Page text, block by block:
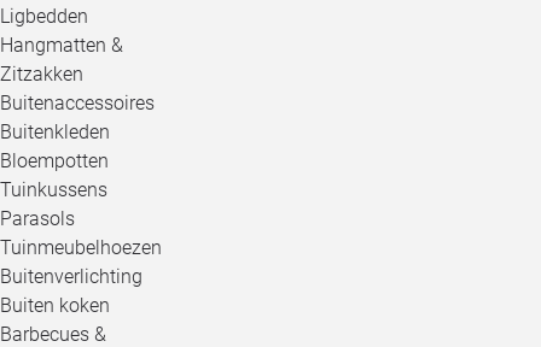
Ligbedden
Hangmatten &
Zitzakken
Buitenaccessoires
Buitenkleden
Bloempotten
Tuinkussens
Parasols
Tuinmeubelhoezen
Buitenverlichting
Buiten koken
Barbecues &